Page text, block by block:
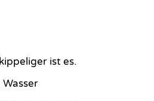
ist es.